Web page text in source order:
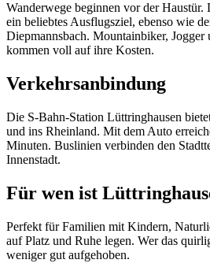
Wanderwege beginnen vor der Haustür.
ein beliebtes Ausflugsziel, ebenso wie
Diepmannsbach. Mountainbiker, Jogger
kommen voll auf ihre Kosten.
Verkehrsanbindung
Die S-Bahn-Station Lüttringhausen
und ins Rheinland. Mit dem Auto
Minuten. Buslinien verbinden den
Innenstadt.
Für wen ist
Perfekt für Familien mit Kindern,
auf Platz und Ruhe legen. Wer das
weniger gut aufgehoben.